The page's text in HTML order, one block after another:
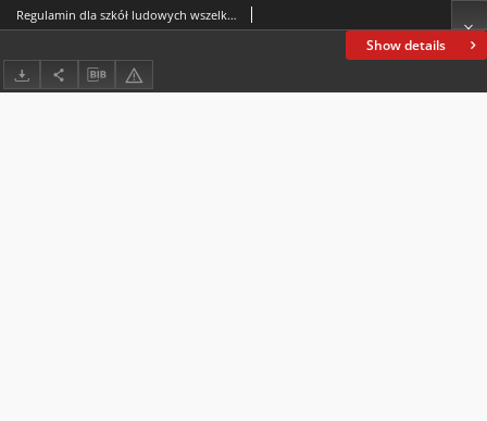
Show details
Regulamin dla szkół ludowych wszelkiéj kategoryi w królestwie Galicyi i Lodomeryi wraz z Wielkiém Księstwem Krakowskiém